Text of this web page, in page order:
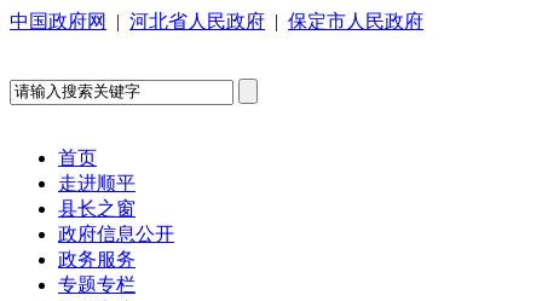
中国政府网 | 河北省人民政府 | 保定市人民政府
首页
走进顺平
县长之窗
政府信息公开
政务服务
专题专栏